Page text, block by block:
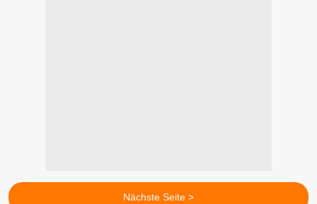
Nächste Seite >